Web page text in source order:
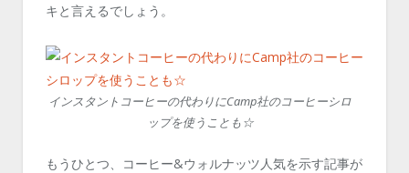
キと言えるでしょう。
インスタントコーヒーの代わりにCamp社のコーヒーシロ
ップを使うことも☆
もうひとつ、コーヒー&ウォルナッツ人気を示す記事が